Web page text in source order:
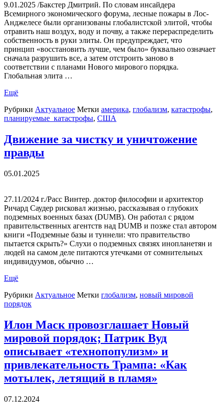
9.01.2025 /Бакстер Дмитрий. По словам инсайдера
Всемирного экономического форума, лесные пожары в Лос-
Анджелесе были организованы глобалистской элитой, чтобы
отравить наш воздух, воду и почву, а также перераспределить
собственность в руки элиты. Он предупреждает, что
принцип «восстановить лучше, чем было» буквально означает
сначала разрушить все, а затем отстроить заново в
соответствии с планами Нового мирового порядка.
Глобальная элита …
Ещё
Рубрики Актуальное Метки америка, глобализм, катастрофы,
планируемые_катастрофы, США
Движение за чистку и уничтожение
правды
05.01.2025
27.11/2024 г./Расс Винтер. доктор философии и архитектор
Ричард Саудер рисковал жизнью, рассказывая о глубоких
подземных военных базах (DUMB). Он работал с рядом
правительственных агентств над DUMB и позже стал автором
книги «Подземные базы и туннели: что правительство
пытается скрыть?» Слухи о подземных связях инопланетян и
людей на самом деле питаются утечками от сомнительных
индивидуумов, обычно …
Ещё
Рубрики Актуальное Метки глобализм, новый мировой
порядок
Илон Маск провозглашает Новый
мировой порядок; Патрик Вуд
описывает «технопопулизм» и
привлекательность Трампа: «Как
мотылек, летящий в пламя»
07.12.2024